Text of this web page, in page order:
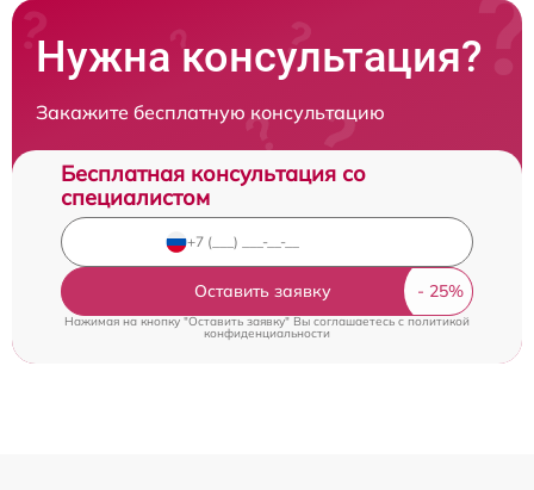
Нужна консультация?
Закажите бесплатную консультацию
Бесплатная консультация со
специалистом
Оставить заявку
Нажимая на кнопку "Оставить заявку" Вы соглашаетесь cполитикой
конфиденциальности